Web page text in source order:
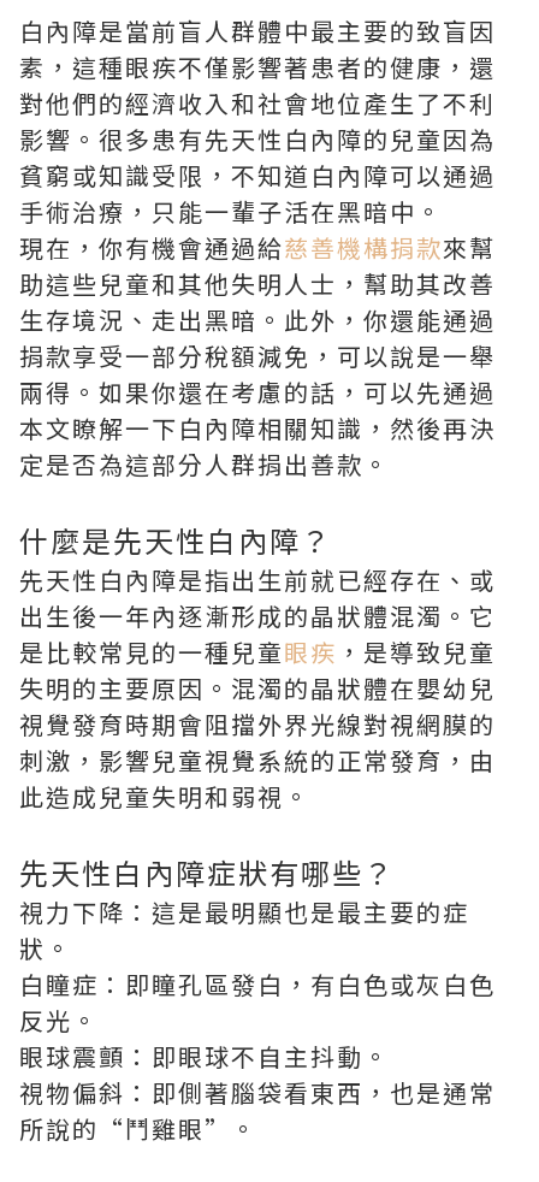
白內障是當前盲人群體中最主要的致盲因
素，這種眼疾不僅影響著患者的健康，還
對他們的經濟收入和社會地位產生了不利
影響。很多患有先天性白內障的兒童因為
貧窮或知識受限，不知道白內障可以通過
手術治療，只能一輩子活在黑暗中。
現在，你有機會通過給慈善機構捐款來幫
助這些兒童和其他失明人士，幫助其改善
生存境況、走出黑暗。此外，你還能通過
捐款享受一部分稅額減免，可以說是一舉
兩得。如果你還在考慮的話，可以先通過
本文瞭解一下白內障相關知識，然後再決
定是否為這部分人群捐出善款。
什麼是先天性白內障？
先天性白內障是指出生前就已經存在、或
出生後一年內逐漸形成的晶狀體混濁。它
是比較常見的一種兒童眼疾 ，是導致兒童
失明的主要原因。混濁的晶狀體在嬰幼兒
視覺發育時期會阻擋外界光線對視網膜的
刺激，影響兒童視覺系統的正常發育，由
此造成兒童失明和弱視。
先天性白內障症狀有哪些？
視力下降：這是最明顯也是最主要的症
狀。
白瞳症：即瞳孔區發白，有白色或灰白色
反光。
眼球震顫：即眼球不自主抖動。
視物偏斜：即側著腦袋看東西，也是通常
所說的“鬥雞眼”。